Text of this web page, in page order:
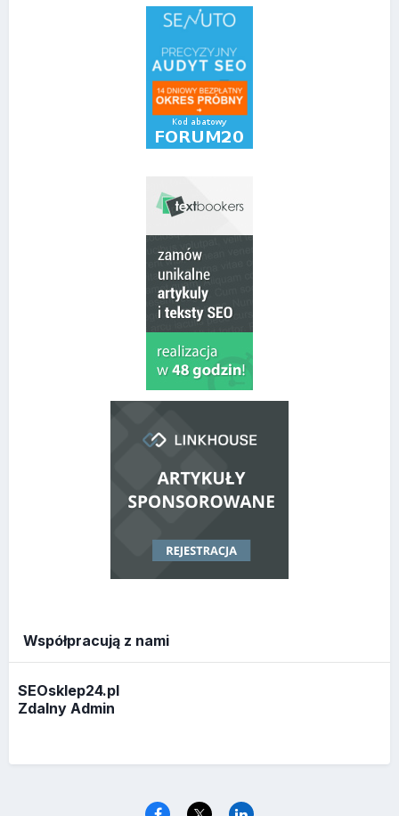
Współpracują z nami
SEOsklep24.pl
Zdalny Admin